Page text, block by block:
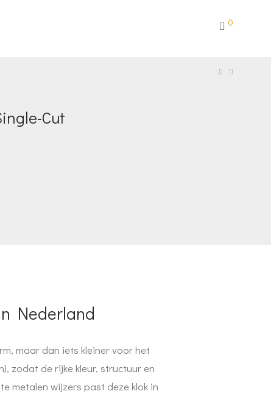
0
Cut
Nederland
maar dan iets kleiner voor het
zodat de rijke kleur, structuur en
metalen wijzers past deze klok in